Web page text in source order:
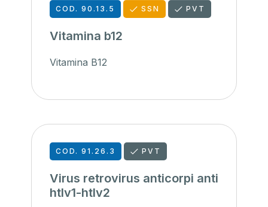
COD. 90.13.5 SSN PVT
Vitamina b12
Vitamina B12
COD. 91.26.3 PVT
Virus retrovirus anticorpi anti
htlv1-htlv2